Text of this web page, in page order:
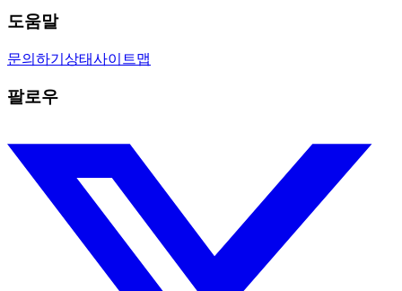
도움말
문의하기 상태사이트맵
팔로우